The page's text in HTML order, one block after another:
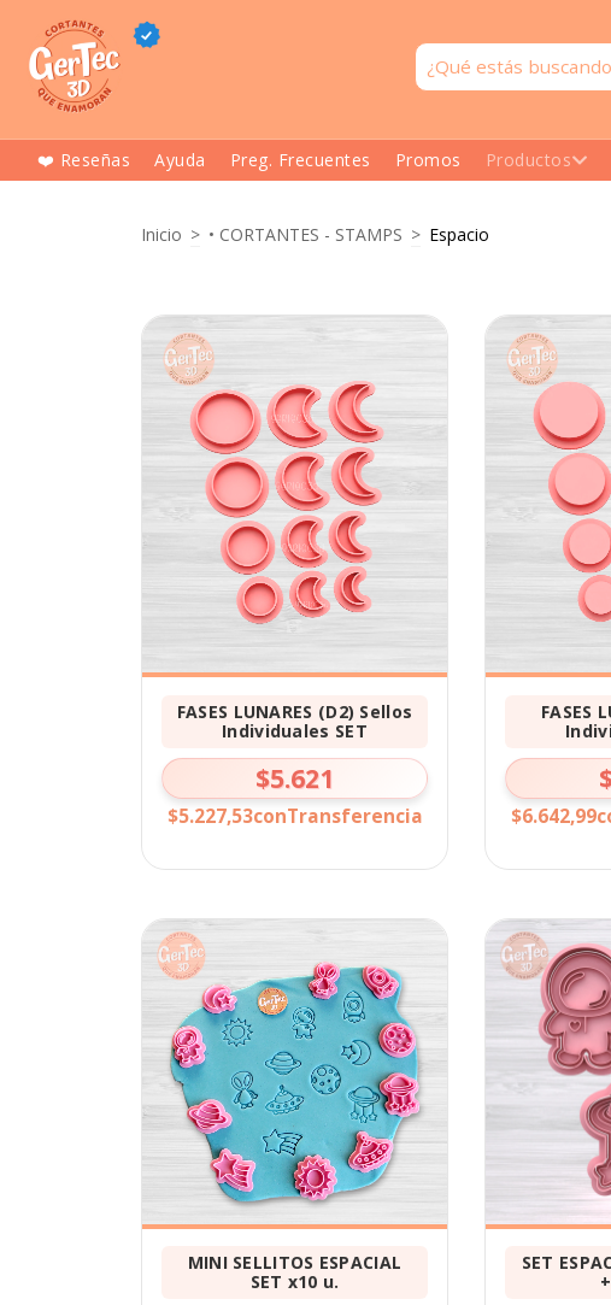
❤️ Reseñas Ayuda Preg. Frecuentes Promos Productos
Inicio > • CORTANTES - STAMPS > Espacio
FASES LUNARES (D2) Sellos
Individuales SET
$5.621
$5.227,53conTransferencia
FASES
$6.642,99
MINI SELLITOS ESPACIAL
SET x10 u.
SET